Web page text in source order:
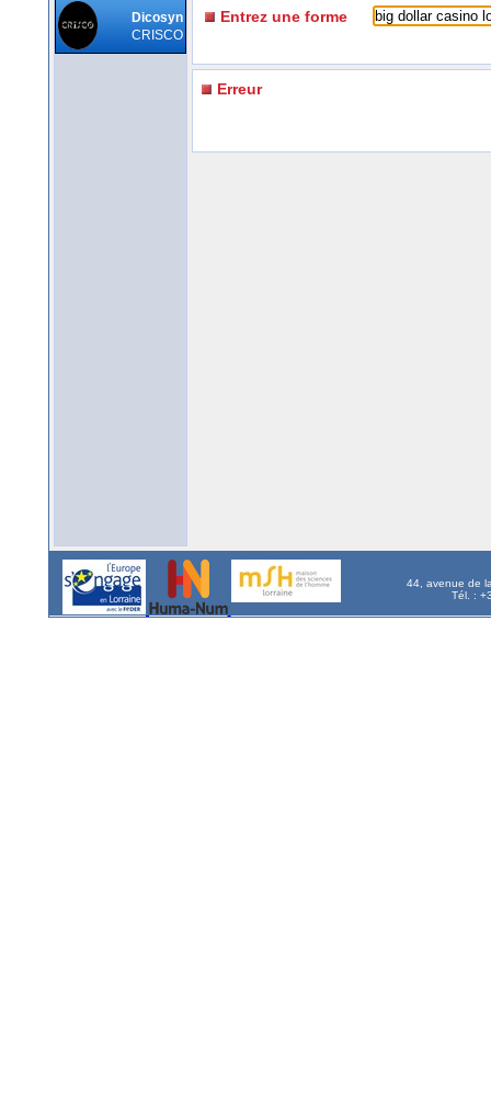
Dicosyn
CRISCO
Entrez une forme
Erreur
44, avenue de
Tél. :